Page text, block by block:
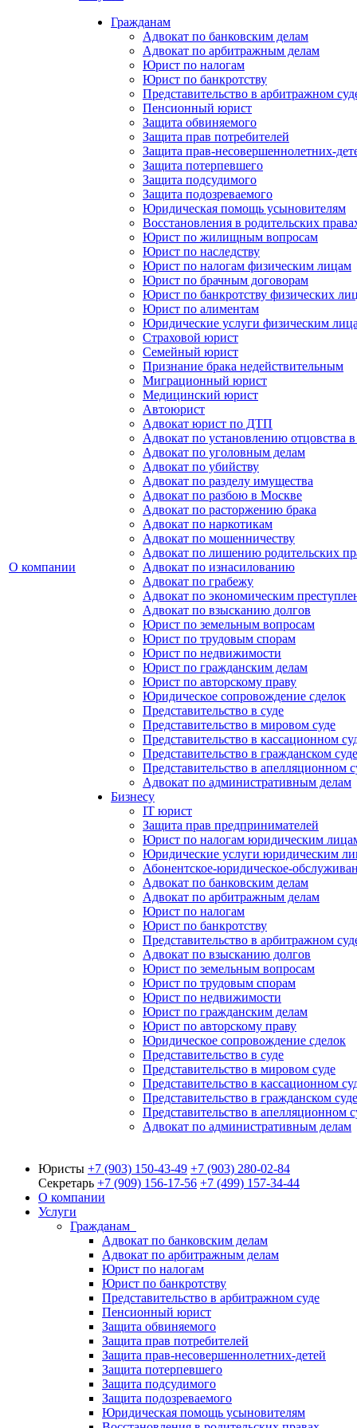
О компании
Гражданам
Адвокат по банковским делам
Адвокат по арбитражным делам
Юрист по налогам
Юрист по банкротству
Представительство в арбитражном
Пенсионный юрист
Защита обвиняемого
Защита прав потребителей
Защита прав-несовершеннолетних-
Защита потерпевшего
Защита подсудимого
Защита подозреваемого
Юридическая помощь усыновителям
Восстановления в родительских
Юрист по жилищным вопросам
Юрист по наследству
Юрист по налогам физическим лицам
Юрист по брачным договорам
Юрист по банкротству физических лиц
Юрист по алиментам
Юридические услуги физическим
Страховой юрист
Семейный юрист
Признание брака недействительным
Миграционный юрист
Медицинский юрист
Автоюрист
Адвокат юрист по ДТП
Адвокат по установлению отцовства в
Адвокат по уголовным делам
Адвокат по убийству
Адвокат по разделу имущества
Адвокат по разбою в Москве
Адвокат по расторжению брака
Адвокат по наркотикам
Адвокат по мошенничеству
Адвокат по лишению родительских
Адвокат по изнасилованию
Адвокат по грабежу
Адвокат по экономическим
Адвокат по взысканию долгов
Юрист по земельным вопросам
Юрист по трудовым спорам
Юрист по недвижимости
Юрист по гражданским делам
Юрист по авторскому праву
Юридическое сопровождение сделок
Представительство в суде
Представительство в мировом суде
Представительство в кассационном
Представительство в гражданском суде
Представительство в апелляционном
Адвокат по административным делам
Бизнесу
IT юрист
Защита прав предпринимателей
Юрист по налогам юридическим
Юридические услуги юридическим
Абонентское-юридическое-
Адвокат по банковским делам
Адвокат по арбитражным делам
Юрист по налогам
Юрист по банкротству
Представительство в арбитражном
Адвокат по взысканию долгов
Юрист по земельным вопросам
Юрист по трудовым спорам
Юрист по недвижимости
Юрист по гражданским делам
Юрист по авторскому праву
Юридическое сопровождение сделок
Представительство в суде
Представительство в мировом суде
Представительство в кассационном
Представительство в гражданском суде
Представительство в апелляционном
Адвокат по административным делам
Юристы +7 (903) 150-43-49 +7 (903) 280-02-84
Секретарь +7 (909) 156-17-56 +7 (499) 157-34-44
О компании
Услуги
Гражданам
Адвокат по банковским делам
Адвокат по арбитражным делам
Юрист по налогам
Юрист по банкротству
Представительство в арбитражном суде
Пенсионный юрист
Защита обвиняемого
Защита прав потребителей
Защита прав-несовершеннолетних-детей
Защита потерпевшего
Защита подсудимого
Защита подозреваемого
Юридическая помощь усыновителям